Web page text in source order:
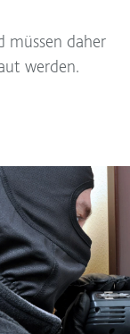
müssen daher
werden.